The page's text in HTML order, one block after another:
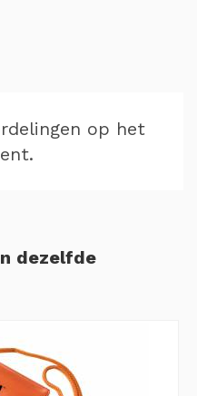
op het
dezelfde